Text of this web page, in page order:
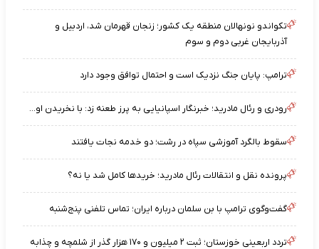
تکواندو نونهالان منطقه یک کشور؛ زنجان قهرمان شد، اردبیل و
آذربایجان غربی دوم و سوم
ترامپ: پایان جنگ نزدیک است و احتمال توافق وجود دارد
رودری و رئال مادرید؛ خبرنگار اسپانیایی به پرز طعنه زد: با نخریدن او...
سقوط بالگرد آموزشی سپاه در رشت؛ دو خدمه نجات یافتند
پرونده نقل و انتقالات رئال مادرید؛ خریدها کامل شد یا نه؟
گفت‌وگوی ترامپ با بن سلمان درباره ایران؛ تماس تلفنی پنج‌شنبه
تردد اربعینی خوزستان؛ ثبت ۲ میلیون و ۱۷۰ هزار گذر از شلمچه و چذابه